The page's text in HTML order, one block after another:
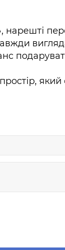
нарешті
який